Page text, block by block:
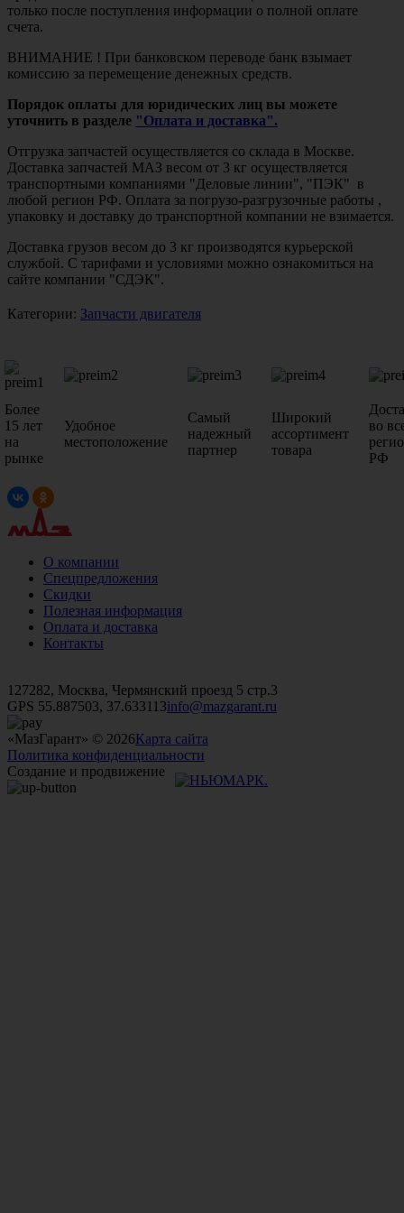
только после поступления информации о полной оплате
счета.
ВНИМАНИЕ ! При банковском переводе банк взымает
комиссию за перемещение денежных средств.
Порядок оплаты для юридических лиц вы можете
уточнить в разделе "Оплата и доставка".
Отгрузка запчастей осуществляется со склада в Москве.
Доставка запчастей МАЗ весом от 3 кг осуществляется
транспортными компаниями "Деловые линии", "ПЭК" в
любой регион РФ. Оплата за погрузо-разгрузочные работы ,
упаковку и доставку до транспортной компании не взимается.
Доставка грузов весом до 3 кг производятся курьерской
службой. С тарифами и условиями можно ознакомиться на
сайте компании "СДЭК".
Категории: Запчасти двигателя
Более
15 лет
на
рынке
Удобное
местоположение
Самый
надежный
партнер
Широкий
ассортимент
товара
во
РФ
О компании
Спецпредложения
Скидки
Полезная информация
Оплата и доставка
Контакты
127282, Москва, Чермянский проезд 5 стр.3
GPS 55.887503, 37.633113info@mazgarant.ru
«МазГарант» © 2026Карта сайта
Политика конфиденциальности
Создание и продвижение